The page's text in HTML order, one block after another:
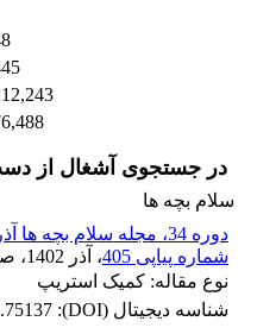
در جستجوی آشغال از
سلام بچه ها
شماره پیاپی 405
، آذر 1402 ،
نوع مقاله: کمیک استریپ
شناسه دیجیتال (DOI):